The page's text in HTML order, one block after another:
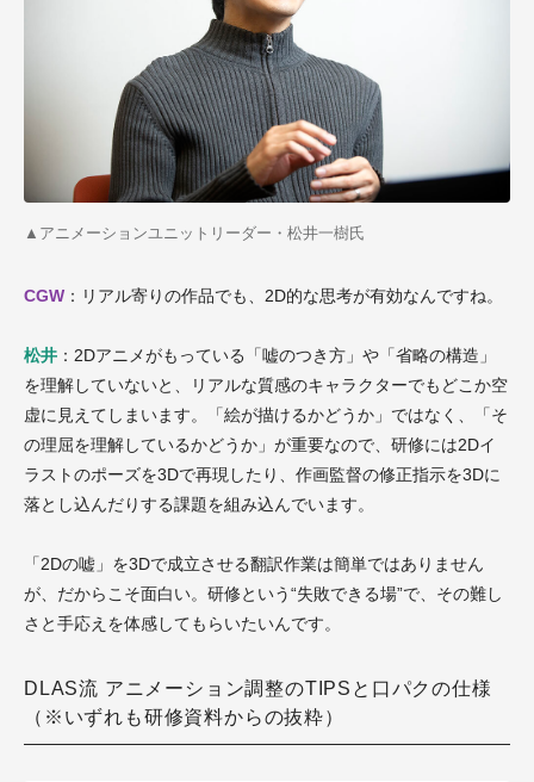
▲ アニメーションユニットリーダー・松井一樹氏
CGW ：リアル寄りの作品でも、2D的な思考が有効なんですね。
松井 ：2Dアニメがもっている「嘘のつき方」や「省略の構造」
を理解していないと、リアルな質感のキャラクターでもどこか空
虚に見えてしまいます。「絵が描けるかどうか」ではなく、「そ
の理屈を理解しているかどうか」が重要なので、研修には2Dイ
ラストのポーズを3Dで再現したり、作画監督の修正指示を3Dに
落とし込んだりする課題を組み込んでいます。
「2Dの嘘」を3Dで成立させる翻訳作業は簡単ではありません
が、だからこそ面白い。研修という“失敗できる場”で、その難し
さと手応えを体感してもらいたいんです。
DLAS流 アニメーション調整のTIPSと口パクの仕様
（※いずれも研修資料からの抜粋）